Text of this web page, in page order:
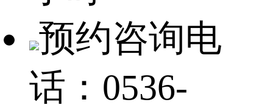
预约咨询电
话：0536-